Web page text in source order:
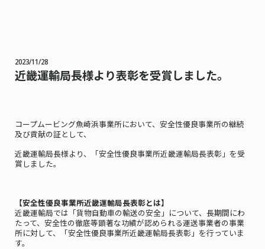
2023/11/28
近畿運輸局長様より表彰を受賞しました。
コープムービング魚崎浜事業所において、安全性優良事業所の継続
及び貢献の証として、
近畿運輸局長様より、「安全性優良事業所近畿運輸局長表彰」を受
賞しました。
【安全性優良事業所近畿運輸局長表彰とは】
近畿運輸局では「貨物自動車の輸送の安全」について、長期間にわ
たって、安全性の徹底等顕著な功績が認められる運送事業者の事業
所に対して、「安全性優良事業所近畿運輸局長表彰」を行っていま
す。